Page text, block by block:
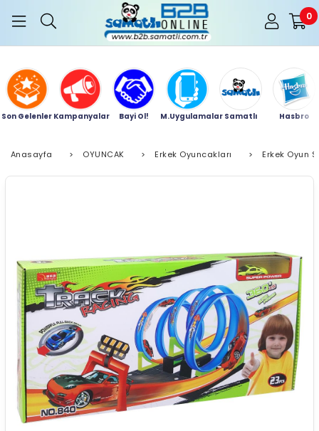
0
Son Gelenler Kampanyalar Bayi Ol! M.Uygulamalar Samatlı Hasbro
Anasayfa > OYUNCAK > Erkek Oyuncakları > Erkek Oyun